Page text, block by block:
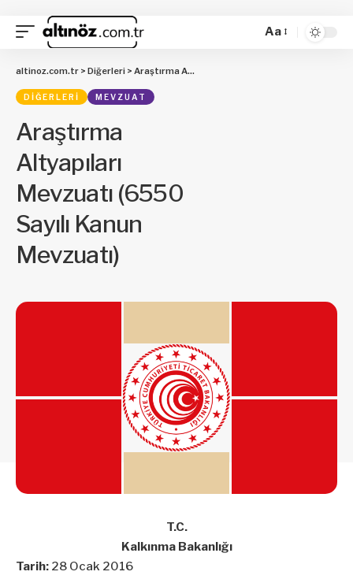
Aa
altinoz.com.tr > Diğerleri > Araştırma Altyapıları Mevzuatı (6550 Sayılı Kanun Mevzuatı)
DIĞERLERI MEVZUAT
Araştırma
Altyapıları
Mevzuatı (6550
Sayılı Kanun
Mevzuatı)
T.C.
Kalkınma Bakanlığı
Tarih: 28 Ocak 2016